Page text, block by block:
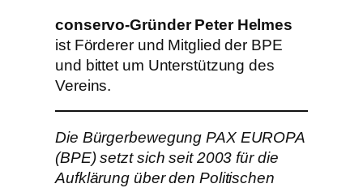
conservo-Gründer Peter Helmes
ist Förderer und Mitglied der BPE
und bittet um Unterstützung des
Vereins.
Die Bürgerbewegung PAX EUROPA
(BPE) setzt sich seit 2003 für die
Aufklärung über den Politischen